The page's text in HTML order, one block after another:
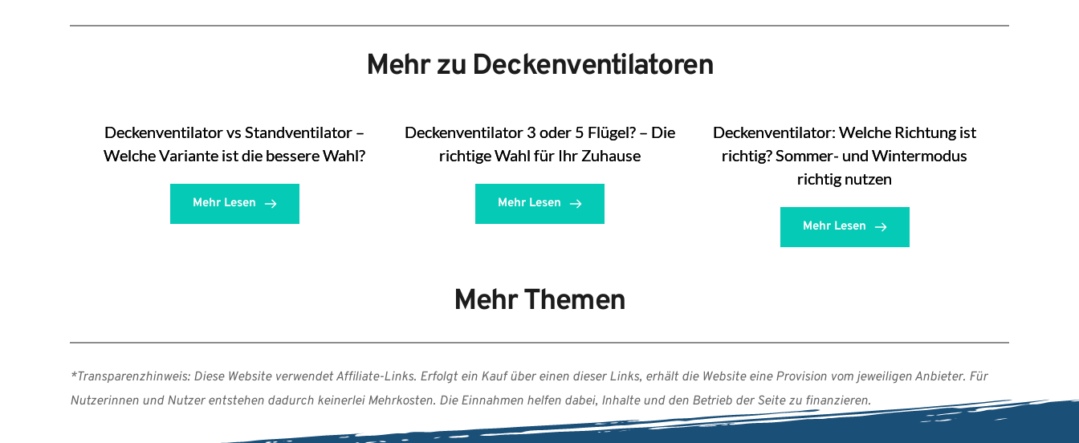
Mehr zu Deckenventilatoren
Deckenventilator vs Standventilator –
Welche Variante ist die bessere Wahl?
Mehr Lesen
Deckenventilator 3 oder 5 Flügel? – Die
richtige Wahl für Ihr Zuhause
Mehr Lesen
Deckenventilator: Welche Richtung ist
richtig? Sommer- und Wintermodus
richtig nutzen
Mehr Lesen
Mehr Themen
*Transparenzhinweis: Diese Website verwendet Affiliate-Links. Erfolgt ein Kauf über einen dieser Links, erhält die Website eine Provision vom jeweiligen Anbieter. Für
Nutzerinnen und Nutzer entstehen dadurch keinerlei Mehrkosten. Die Einnahmen helfen dabei, Inhalte und den Betrieb der Seite zu finanzieren.